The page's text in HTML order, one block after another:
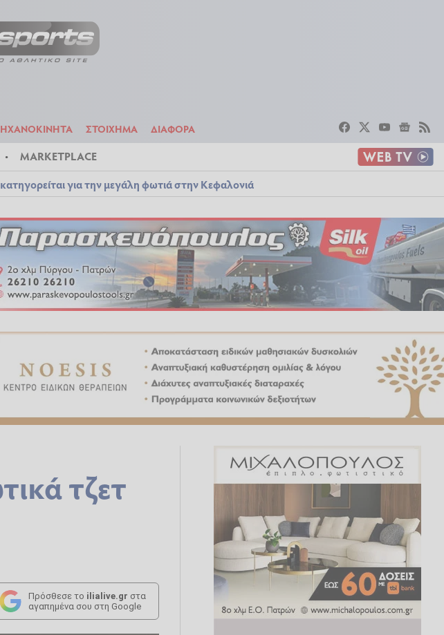
ΣΤΟΙΧΗΜΑ ΔΙΑΦΟΡΑ
MARKETPLACE
για την μεγάλη φωτιά στην Κεφαλονιά
ΣΠΟΡ ΜΗΧΑΝΟΚΙΝΗΤΑ
τζετ
Πρόσθεσε το ilialive.gr στα
αγαπημένα σου στη Google